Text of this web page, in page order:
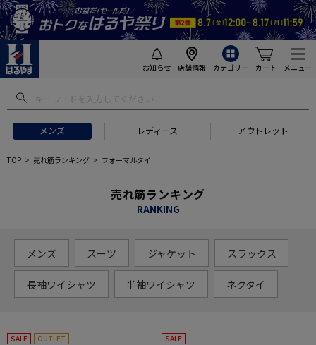
お知らせ 店舗情報 カテゴリー カート メニュー
メンズ レディース アウトレット
TOP 売れ筋ランキング フォーマルタイ
売れ筋ランキング
RANKING
メンズ スーツ ジャケット スラックス
長袖ワイシャツ 半袖ワイシャツ ネクタイ
SALE OUTLET SALE